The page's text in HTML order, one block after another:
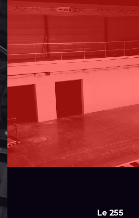
Le 255